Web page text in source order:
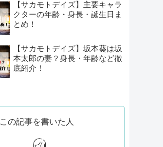
【サカモトデイズ】主要キャラ
クターの年齢・身長・誕生日ま
とめ！
【サカモトデイズ】坂本葵は坂
本太郎の妻？身長・年齢など徹
底紹介！
この記事を書いた人